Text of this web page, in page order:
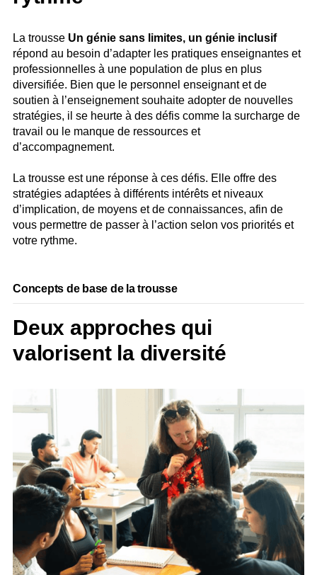
La trousse Un génie sans limites, un génie inclusif
répond au besoin d’adapter les pratiques enseignantes et
professionnelles à une population de plus en plus
diversifiée. Bien que le personnel enseignant et de
soutien à l’enseignement souhaite adopter de nouvelles
stratégies, il se heurte à des défis comme la surcharge de
travail ou le manque de ressources et
d’accompagnement.
La trousse est une réponse à ces défis. Elle offre des
stratégies adaptées à différents intérêts et niveaux
d’implication, de moyens et de connaissances, afin de
vous permettre de passer à l’action selon vos priorités et
votre rythme.
Concepts de base de la trousse
Deux approches qui
valorisent la diversité